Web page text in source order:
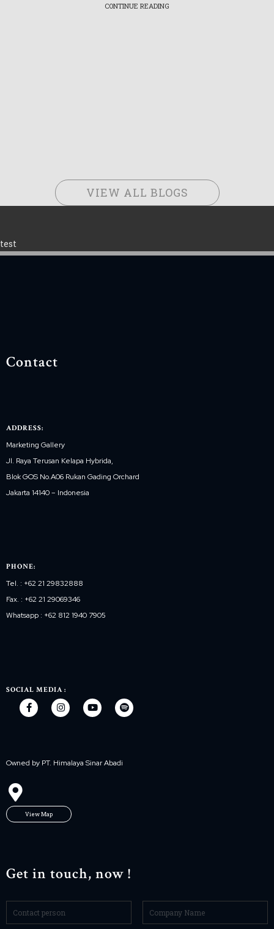
CONTINUE READING
VIEW ALL BLOGS
test
Contact
ADDRESS:
Marketing Gallery
Jl. Raya Terusan Kelapa Hybrida,
Blok GOS No.A06 Rukan Gading Orchard
Jakarta 14140 – Indonesia
PHONE:
Tel. : +62 21 29832888
Fax. : +62 21 29069346
Whatsapp : +62 812 1940 7905
SOCIAL MEDIA :
Owned by PT. Himalaya Sinar Abadi
View Map
Get in touch, now !